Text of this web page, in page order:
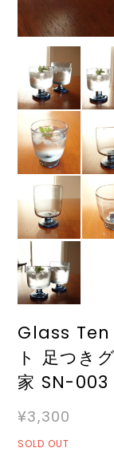
Glass Ten
ト 足つき
家 SN-003
¥3,300
SOLD OUT